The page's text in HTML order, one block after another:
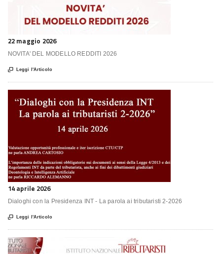
22 maggio 2026
NOVITA' DEL MODELLO REDDITI 2026
 Leggi l'Articolo
14 aprile 2026
Dialoghi con la Presidenza INT - La parola ai tributaristi 2-2026
 Leggi l'Articolo